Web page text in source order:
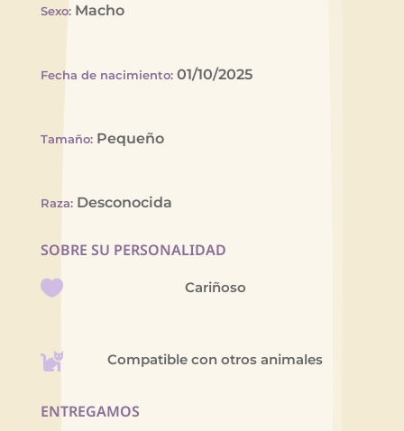
Sexo: Macho
Fecha de nacimiento: 01/10/2025
Tamaño: Pequeño
Raza: Desconocida
SOBRE SU PERSONALIDAD
Cariñoso
Compatible con otros animales
ENTREGAMOS